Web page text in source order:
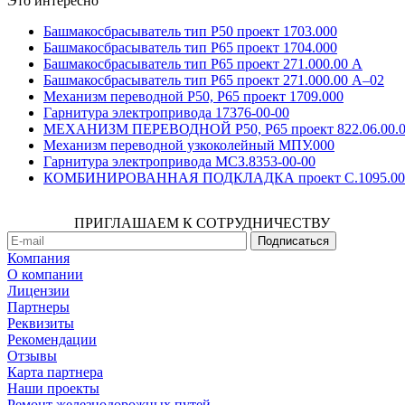
Башмакосбрасыватель тип Р50 проект 1703.000
Башмакосбрасыватель тип Р65 проект 1704.000
Башмакосбрасыватель тип Р65 проект 271.000.00 А
Башмакосбрасыватель тип Р65 проект 271.000.00 А–02
Механизм переводной Р50, Р65 проект 1709.000
Гарнитура электропривода 17376-00-00
МЕХАНИЗМ ПЕРЕВОДНОЙ Р50, Р65 проект
Механизм переводной узкоколейный МПУ.000
Гарнитура электропривода МСЗ.8353-00-00
КОМБИНИРОВАННАЯ ПОДКЛАДКА проект
ПРИГЛАШАЕМ К СОТРУДНИЧЕСТВУ
Компания
О компании
Лицензии
Партнеры
Реквизиты
Рекомендации
Отзывы
Карта партнера
Наши проекты